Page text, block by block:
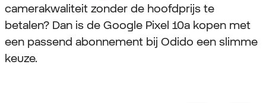
camerakwaliteit zonder de hoofdprijs te
betalen? Dan is de Google Pixel 10a kopen met
een passend abonnement bij Odido een slimme
keuze.